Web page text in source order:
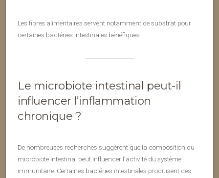
Les fibres alimentaires servent notamment de substrat pour
certaines bactéries intestinales bénéfiques.
Le microbiote intestinal peut-il
influencer l’inflammation
chronique ?
De nombreuses recherches suggèrent que la composition du
microbiote intestinal peut influencer l’activité du système
immunitaire. Certaines bactéries intestinales produisent des